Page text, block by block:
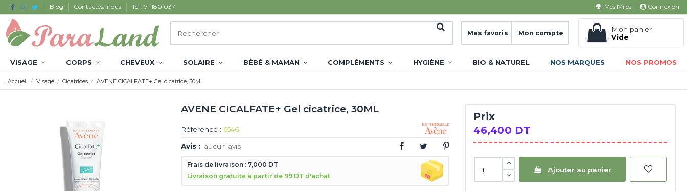
Blog Contactez-nous Tél : 71 180 037 Mes Miles Connexion
Mes favoris Mon compte
Mon panier
Vide
VISAGE CORPS CHEVEUX SOLAIRE BÉBÉ & MAMAN COMPLÉMENTS HYGIÈNE BIO & NATUREL NOS MARQUES NOS PROMOS
Accueil Visage Cicatrices AVENE CICALFATE+ Gel cicatrice, 30ML
AVENE CICALFATE+ Gel cicatrice, 30ML
Référence : 6546
Avis : aucun avis
Frais de livraison : 7,000 DT
Livraison gratuite à partir de 99 DT d'achat
Prix
46,400 DT
Ajouter au panier